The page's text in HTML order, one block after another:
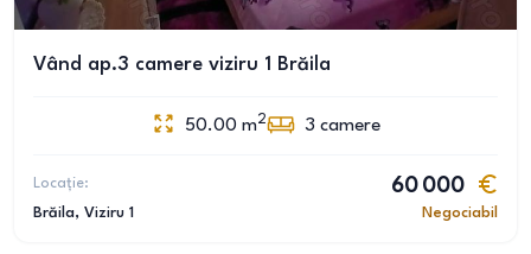
Vând ap.3 camere viziru 1 Brăila
50.00 m2 3 camere
Locație:
Brăila, Viziru 1
60 000
Negociabil